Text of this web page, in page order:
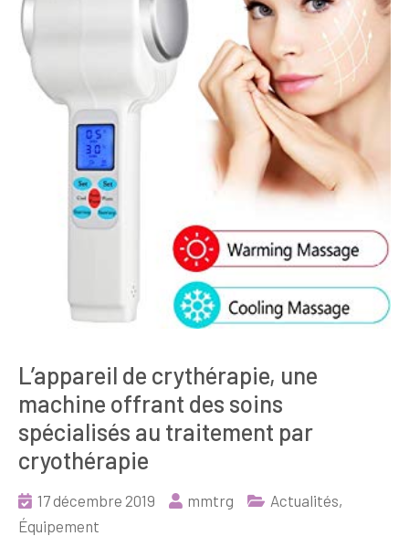
L’appareil de crythérapie, une
machine offrant des soins
spécialisés au traitement par
cryothérapie
17 décembre 2019 mmtrg Actualités,
Équipement